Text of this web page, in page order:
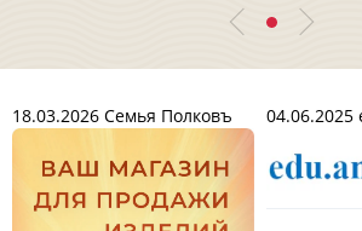
18.03.2026 Семья Полковъ 04.06.2025